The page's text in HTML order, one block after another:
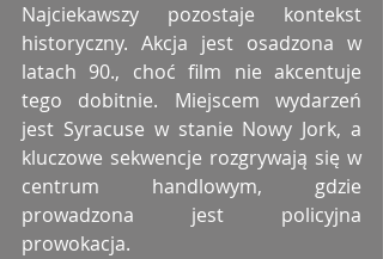
Najciekawszy pozostaje kontekst
historyczny. Akcja jest osadzona w
latach 90., choć film nie akcentuje
tego dobitnie. Miejscem wydarzeń
jest Syracuse w stanie Nowy Jork, a
kluczowe sekwencje rozgrywają się w
centrum handlowym, gdzie
prowadzona jest policyjna
prowokacja.